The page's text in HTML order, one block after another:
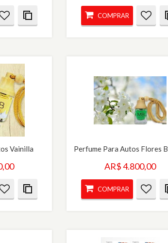
COMPRAR
Vainilla
AR$ 4.800,00
COMPRAR